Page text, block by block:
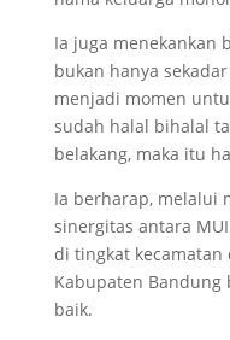
Ia juga menekankan
bukan hanya
menjadi momen
sudah halal bihalal
belakang, maka itu
Ia berharap, melalui
sinergitas antara
di tingkat kecamatan
Kabupaten
baik.